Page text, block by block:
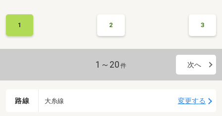
1 2 3
1～20 件 次へ
路線 大糸線 変更する